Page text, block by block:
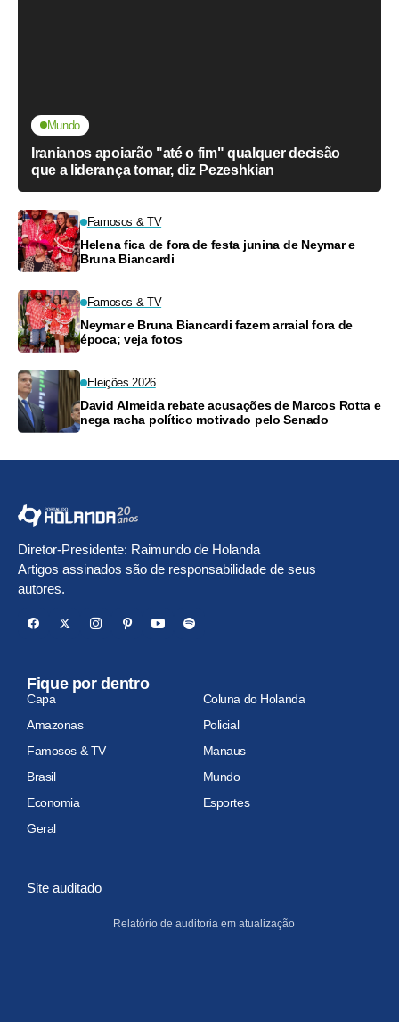
Mundo
Iranianos apoiarão "até o fim" qualquer decisão
que a liderança tomar, diz Pezeshkian
Famosos & TV
Helena fica de fora de festa junina de Neymar e
Bruna Biancardi
Famosos & TV
Neymar e Bruna Biancardi fazem arraial fora de
época; veja fotos
Eleições 2026
David Almeida rebate acusações de Marcos Rotta e
nega racha político motivado pelo Senado
Diretor-Presidente: Raimundo de Holanda
Artigos assinados são de responsabilidade de seus
autores.
Fique por dentro
Capa
Coluna do Holanda
Amazonas
Policial
Famosos & TV
Manaus
Brasil
Mundo
Economia
Esportes
Geral
Site auditado
Relatório de auditoria em atualização